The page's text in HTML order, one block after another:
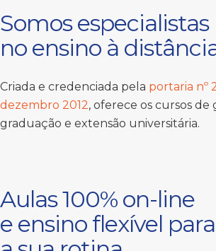
Somos especialistas
no ensino à
Criada e credenciada pela portaria nº
dezembro 2012, oferece os cursos de
graduação e extensão universitária.
Aulas 100% on-line
e ensino flexível para